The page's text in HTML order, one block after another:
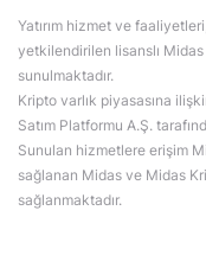
Yatırım hizmet ve
yetkilendirilen lisanslı
sunulmaktadır.
Kripto varlık piyasasına
Satım Platformu A.Ş.
Sunulan hizmetlere erişim
sağlanan Midas ve Midas
sağlanmaktadır.